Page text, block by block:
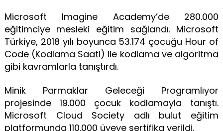
Microsoft Imagine Academy’de 280.000
eğitimciye mesleki eğitim sağlandı. Microsoft
Türkiye, 2018 yılı boyunca 53.174 çocuğu Hour of
Code (Kodlama Saati) ile kodlama ve algoritma
gibi kavramlarla tanıştırdı.
Minik Parmaklar Geleceği Programlıyor
projesinde 19.000 çocuk kodlamayla tanıştı.
Microsoft Cloud Society adlı bulut eğitim
platformunda 110.000 üyeye sertifika verildi.